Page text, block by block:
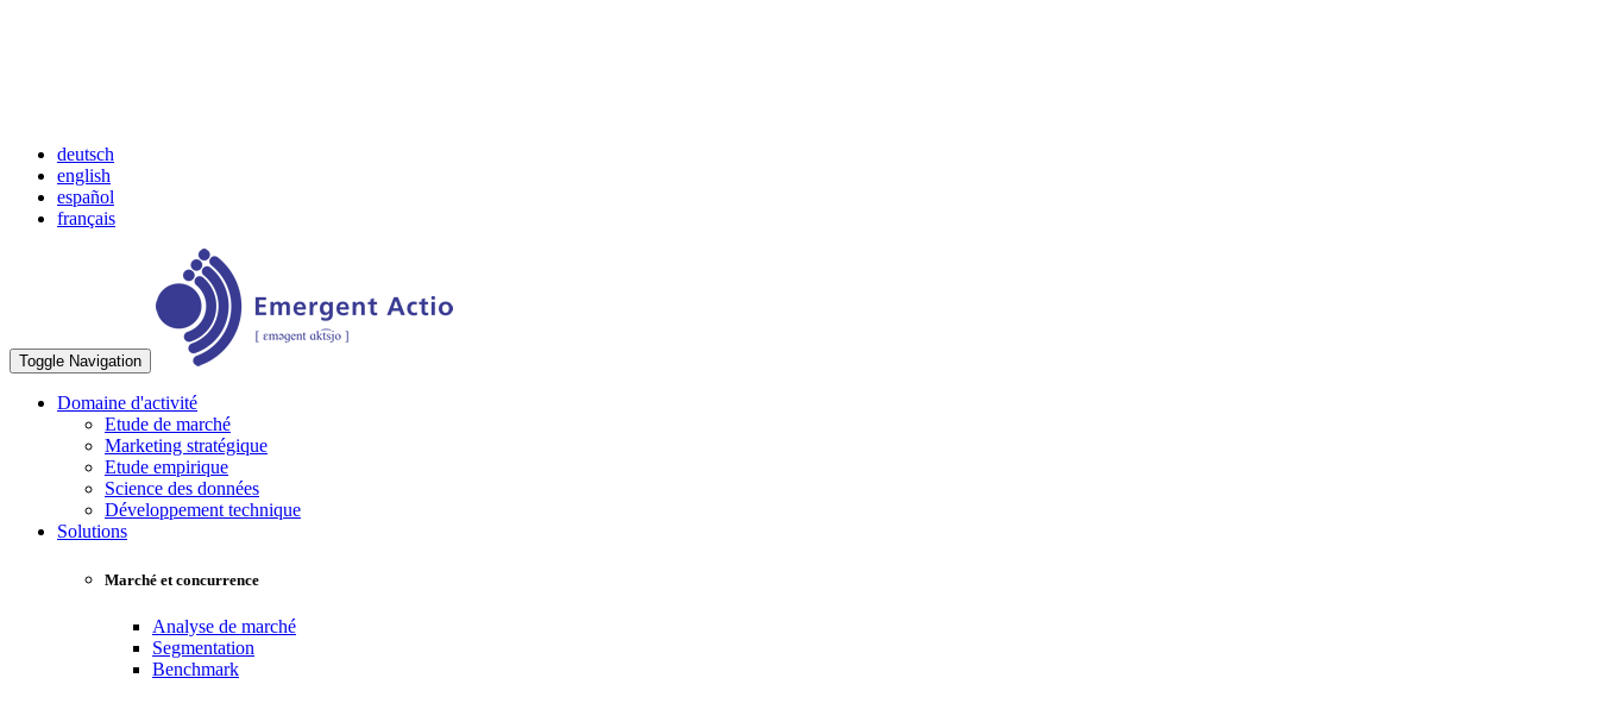
deutsch
english
español
français
Toggle Navigation
Domaine d'activité
Etude de marché
Marketing stratégique
Etude empirique
Science des données
Développement technique
Solutions
Marché et concurrence
Analyse de marché
Segmentation
Benchmark